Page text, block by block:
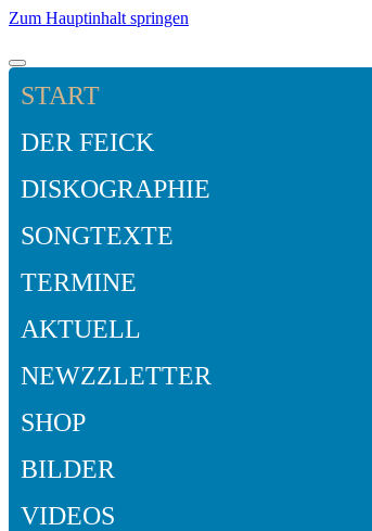
Zum Hauptinhalt springen
START
DER FEICK
DISKOGRAPHIE
SONGTEXTE
TERMINE
AKTUELL
NEWZZLETTER
SHOP
BILDER
VIDEOS